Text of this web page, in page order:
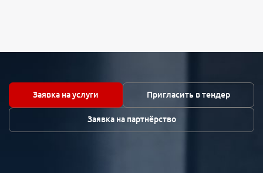
Заявка на услуги Пригласить в тендер
Заявка на партнёрство